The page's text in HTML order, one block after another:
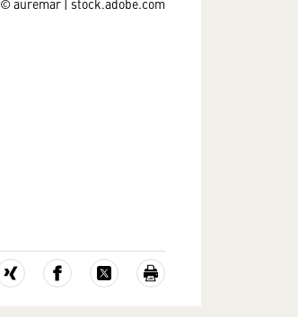
© auremar | stock.adobe.com